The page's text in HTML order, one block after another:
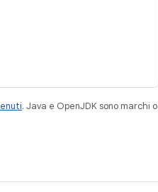
. Java e OpenJDK sono marchi o